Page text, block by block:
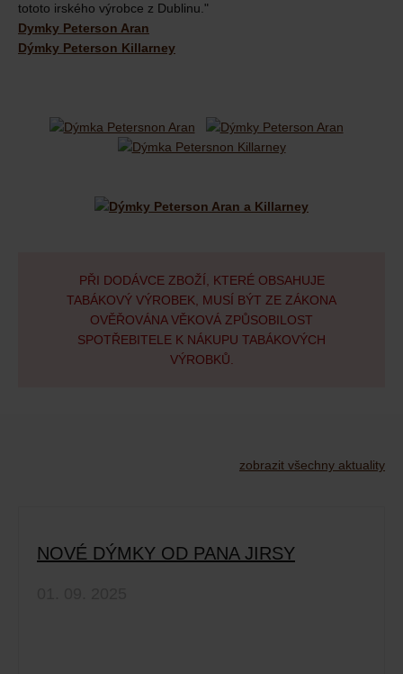
tototo irského výrobce z Dublinu."
Dymky Peterson Aran
Dýmky Peterson Killarney
PŘI DODÁVCE ZBOŽÍ, KTERÉ OBSAHUJE
TABÁKOVÝ VÝROBEK, MUSÍ BÝT ZE ZÁKONA
OVĚŘOVÁNA VĚKOVÁ ZPŮSOBILOST
SPOTŘEBITELE K NÁKUPU TABÁKOVÝCH
VÝROBKŮ.
zobrazit všechny aktuality
NOVÉ DÝMKY OD PANA JIRSY